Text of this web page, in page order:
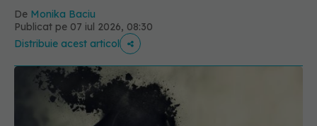
De Monika Baciu
Publicat pe 07 iul 2026, 08:30
Distribuie acest articol